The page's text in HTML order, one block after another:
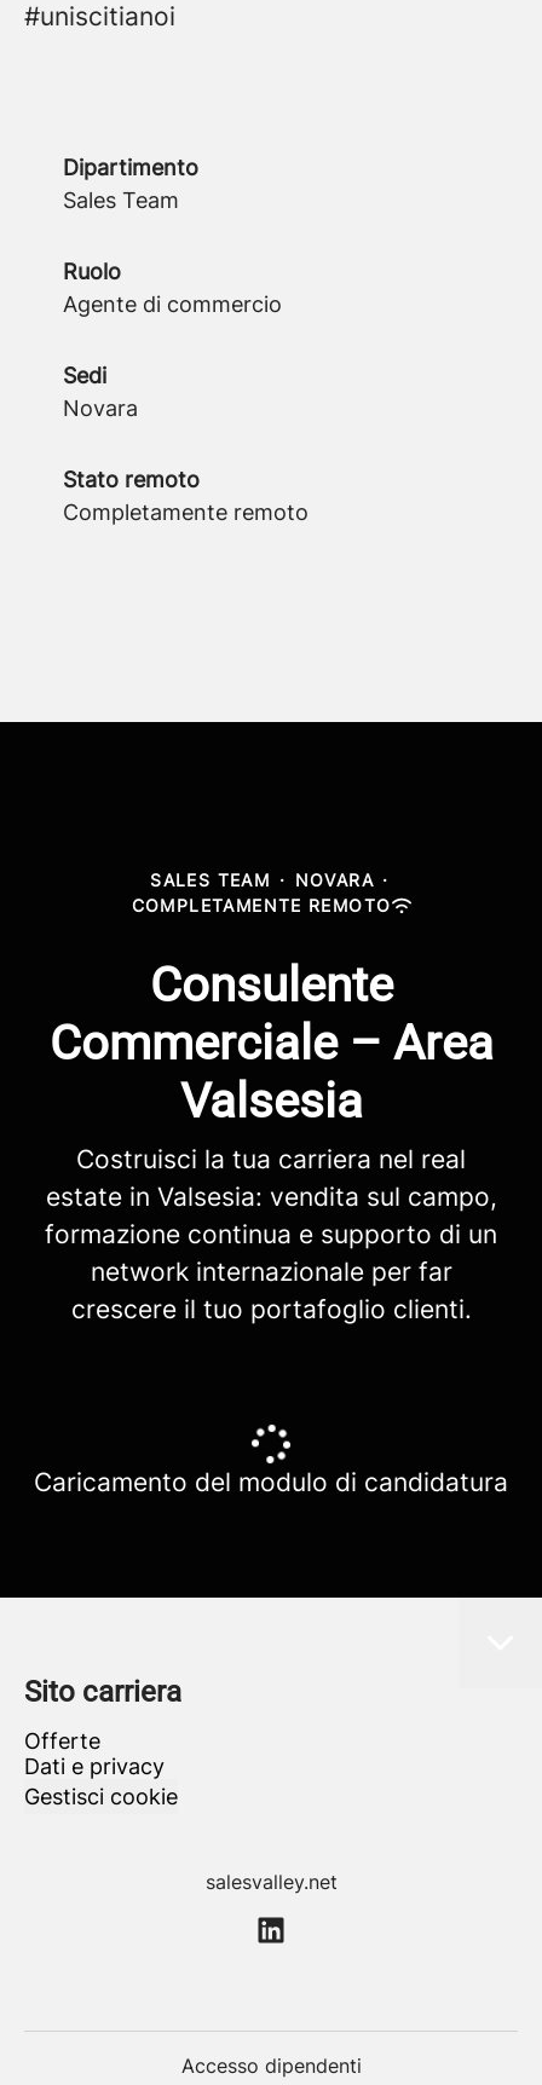
#uniscitianoi
Dipartimento
Sales Team
Ruolo
Agente di commercio
Sedi
Novara
Stato remoto
Completamente remoto
SALES TEAM · NOVARA ·
COMPLETAMENTE REMOTO
Consulente
Commerciale – Area
Valsesia
Costruisci la tua carriera nel real
estate in Valsesia: vendita sul campo,
formazione continua e supporto di un
network internazionale per far
crescere il tuo portafoglio clienti.
Caricamento del modulo di candidatura
Sito carriera
Offerte
Dati e privacy
Gestisci cookie
salesvalley.net
Accesso dipendenti